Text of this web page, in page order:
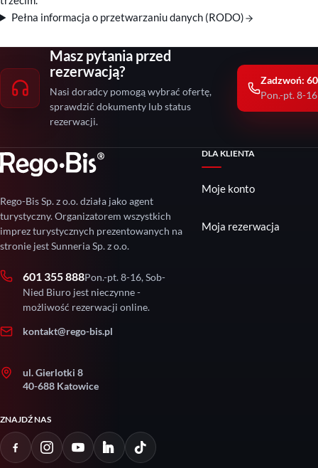
Pełna informacja o przetwarzaniu danych (RODO)
Masz pytania przed
rezerwacją?
Nasi doradcy pomogą wybrać ofertę,
sprawdzić dokumenty lub status
rezerwacji.
Zadzwoń:
Pon.-pt. 8-16
Rego-Bis Sp. z o.o. działa jako agent
turystyczny. Organizatorem wszystkich
imprez turystycznych prezentowanych na
stronie jest Sunneria Sp. z o.o.
601 355 888Pon.-pt. 8-16, Sob-
Nied Biuro jest nieczynne -
możliwość rezerwacji online.
kontakt@rego-bis.pl
ul. Gierlotki 8
40-688 Katowice
ZNAJDŹ NAS
DLA KLIENTA
Moje konto
Moja rezerwacja